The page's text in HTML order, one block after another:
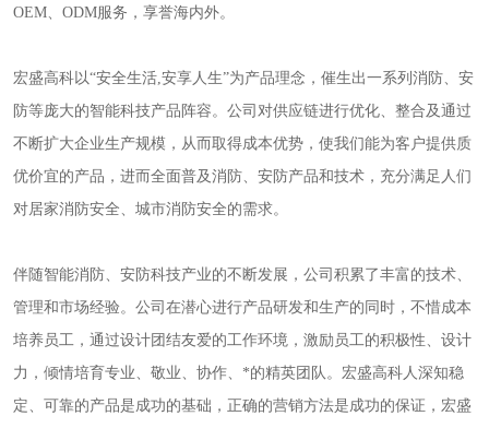
OEM、ODM服务，享誉海内外。
宏盛高科以“安全生活,安享人生”为产品理念，催生出一系列消防、安
防等庞大的智能科技产品阵容。公司对供应链进行优化、整合及通过
不断扩大企业生产规模，从而取得成本优势，使我们能为客户提供质
优价宜的产品，进而全面普及消防、安防产品和技术，充分满足人们
对居家消防安全、城市消防安全的需求。
伴随智能消防、安防科技产业的不断发展，公司积累了丰富的技术、
管理和市场经验。公司在潜心进行产品研发和生产的同时，不惜成本
培养员工，通过设计团结友爱的工作环境，激励员工的积极性、设计
力，倾情培育专业、敬业、协作、*的精英团队。宏盛高科人深知稳
定、可靠的产品是成功的基础，正确的营销方法是成功的保证，宏盛